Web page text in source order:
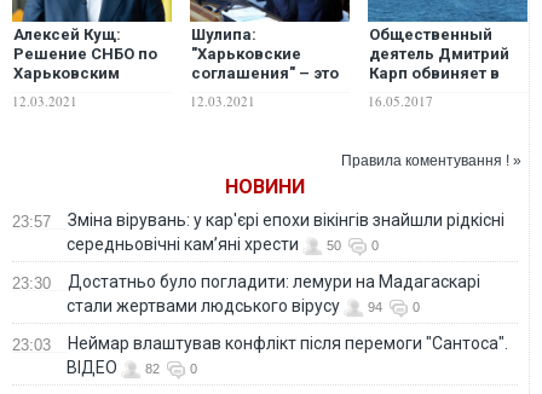
Алексей Кущ:
Решение СНБО по
Харьковским
соглашениям – как
рикошет по
12.03.2021
Шулипа:
"Харьковские
соглашения" – это
государственная
измена. Это акт,
оккупации Крыма и
ОРДЛОУ, и
развязывания
агрессивной
войны России
против Украины
12.03.2021
Общественный
деятель Дмитрий
Карп обвиняет в
сдаче Крыма
Владимира
16.05.2017
Правила коментування ! »
НОВИНИ
23:57
Зміна вірувань: у кар'єрі епохи вікінгів знайшли рідкісні
середньовічні кам’яні хрести
50 0
23:30
Достатньо було погладити: лемури на Мадагаскарі
стали жертвами людського вірусу
94 0
23:03
Неймар влаштував конфлікт після перемоги "Сантоса".
ВІДЕО
82 0